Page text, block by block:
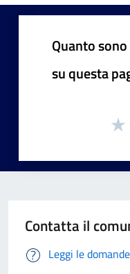
Quanto
su questa
Contatta il
Leggi le